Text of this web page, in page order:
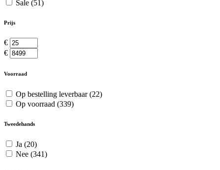
Sale (51)
Prijs
€
€
Voorraad
Op bestelling leverbaar(22)
Op voorraad (339)
Tweedehands
Ja (20)
Nee (341)